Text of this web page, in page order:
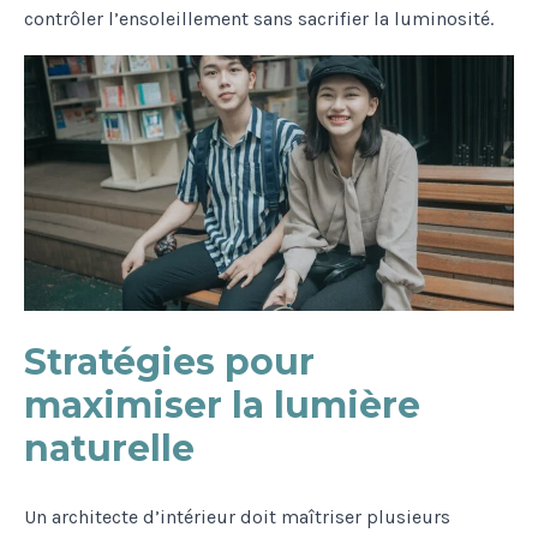
contrôler l’ensoleillement sans sacrifier la luminosité.
Stratégies pour
maximiser la lumière
naturelle
Un architecte d’intérieur doit maîtriser plusieurs